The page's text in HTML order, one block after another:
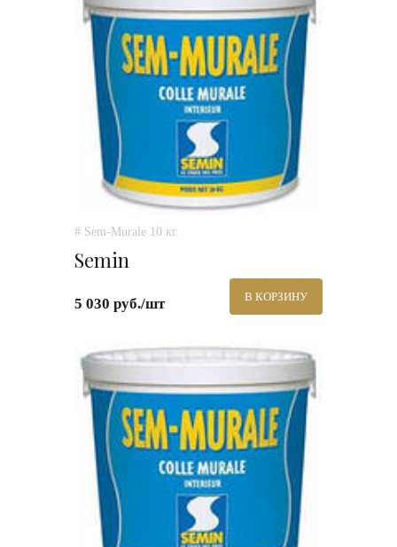
# Sem-Murale 10 кг.
Semin
5 030 руб./шт В КОРЗИНУ